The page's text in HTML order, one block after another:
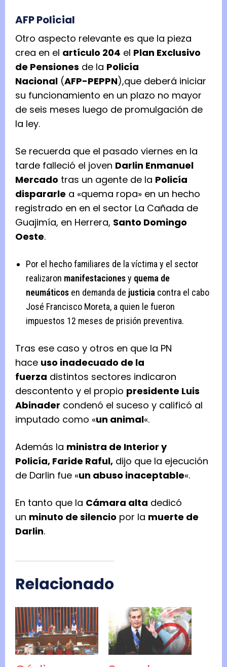
AFP Policial
Otro aspecto relevante es que la pieza
crea en el artículo 204 el Plan Exclusivo
de Pensiones de la Policía
Nacional (AFP-PEPPN),que deberá iniciar
su funcionamiento en un plazo no mayor
de seis meses luego de promulgación de
la ley.
Se recuerda que el pasado viernes en la
tarde falleció el joven Darlin Enmanuel
Mercado tras un agente de la Policía
dispararle a «quema ropa» en un hecho
registrado en en el sector La Cañada de
Guajimía, en Herrera, Santo Domingo
Oeste.
Por el hecho familiares de la víctima y el sector
realizaron manifestacionesy quema de
neumáticos en demanda de justicia contra el cabo
José Francisco Moreta, a quien le fueron
impuestos 12 meses de prisión preventiva.
Tras ese caso y otros en que la PN
hace uso inadecuado de la
fuerza distintos sectores indicaron
descontento y el propio presidente Luis
Abinader condenó el suceso y calificó al
imputado como «un animal«.
Además la ministra de Interior y
Policía, Faride Raful, dijo que la ejecución
de Darlin fue «un abuso inaceptable«.
En tanto que la Cámara alta dedicó
un minuto de silencio por la muerte de
Darlin.
Relacionado